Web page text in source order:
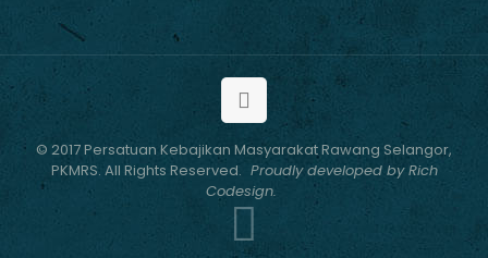
© 2017 Persatuan Kebajikan Masyarakat Rawang Selangor,
PKMRS. All Rights Reserved. Proudly developed by Rich
Codesign.